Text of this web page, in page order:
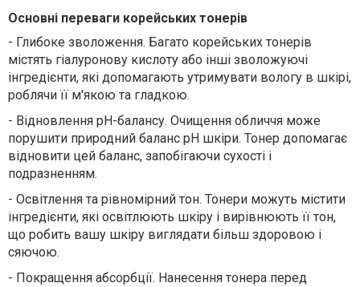
Основні переваги корейських тонерів
- Глибоке зволоження. Багато корейських тонерів
містять гіалуронову кислоту або інші зволожуючі
інгредієнти, які допомагають утримувати вологу в шкірі,
роблячи її м'якою та гладкою.
- Відновлення pH-балансу. Очищення обличчя може
порушити природний баланс pH шкіри. Тонер допомагає
відновити цей баланс, запобігаючи сухості і
подразненням.
- Освітлення та рівномірний тон. Тонери можуть містити
інгредієнти, які освітлюють шкіру і вирівнюють її тон,
що робить вашу шкіру виглядати більш здоровою і
сяючою.
- Покращення абсорбції. Нанесення тонера перед